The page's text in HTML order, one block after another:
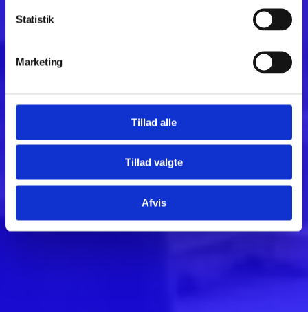
Statistik
Marketing
Tillad alle
Tillad valgte
Afvis
BioBuild Business skaber en innovativ metode og
accelererer udviklingen af nye biobaserede materialer til
Læs mere